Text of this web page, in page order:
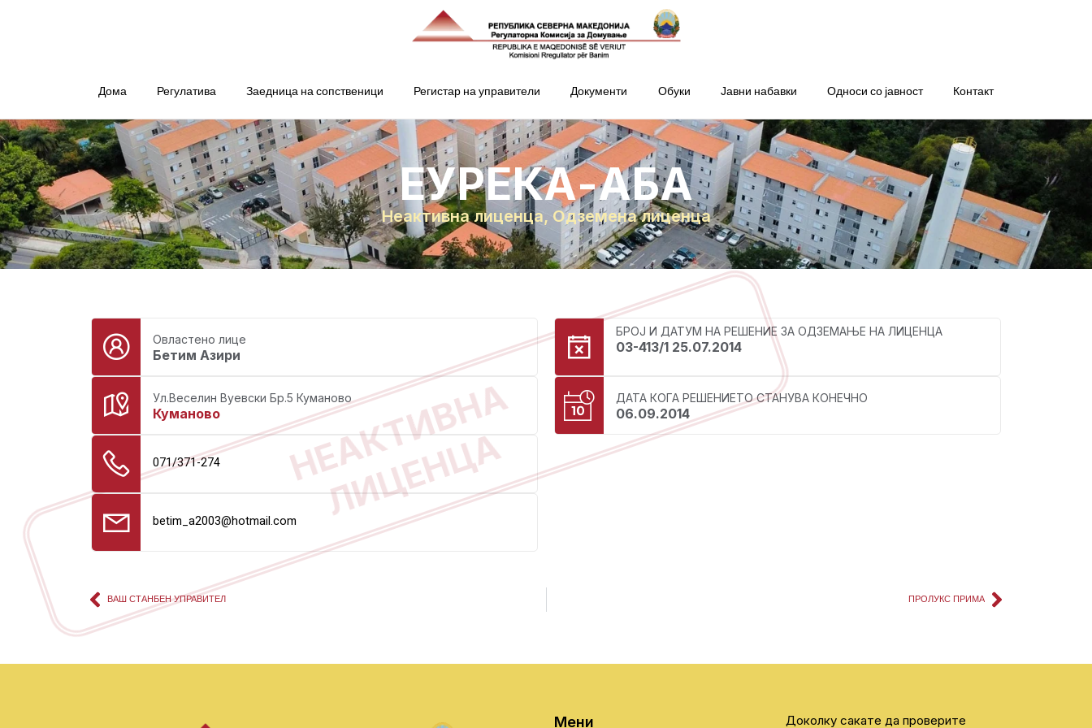
Дома Регулатива Заедница на сопственици Регистар на управители Документи Обуки Јавни набавки Односи со јавност Контакт
ЕУРЕКА-АБА
Неактивна лиценца, Одземена лиценца
Овластено лице
Бетим Азири
Ул.Веселин Вуевски Бр.5 Куманово
Куманово
071/371-274
betim_a2003@hotmail.com
БРОЈ И ДАТУМ НА РЕШЕНИЕ ЗА ОДЗЕМАЊЕ НА ЛИЦЕНЦА
03-413/1 25.07.2014
ДАТА КОГА РЕШЕНИЕТО СТАНУВА КОНЕЧНО
06.09.2014
НЕАКТИВНА
ЛИЦЕНЦА
ВАШ СТАНБЕН УПРАВИТЕЛ ПРОЛУКС ПРИМА
Мени Доколку сакате да проверите